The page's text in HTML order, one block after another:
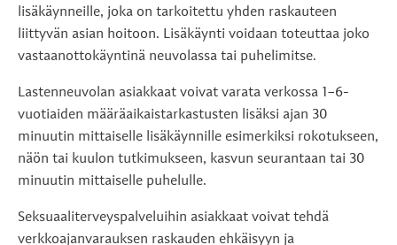
lisäkäynneille, joka on tarkoitettu yhden raskauteen
liittyvän asian hoitoon. Lisäkäynti voidaan toteuttaa joko
vastaanottokäyntinä neuvolassa tai puhelimitse.
Lastenneuvolan asiakkaat voivat varata verkossa 1–6-
vuotiaiden määräaikaistarkastusten lisäksi ajan 30
minuutin mittaiselle lisäkäynnille esimerkiksi rokotukseen,
näön tai kuulon tutkimukseen, kasvun seurantaan tai 30
minuutin mittaiselle puhelulle.
Seksuaaliterveyspalveluihin asiakkaat voivat tehdä
verkkoajanvarauksen raskauden ehkäisyyn ja